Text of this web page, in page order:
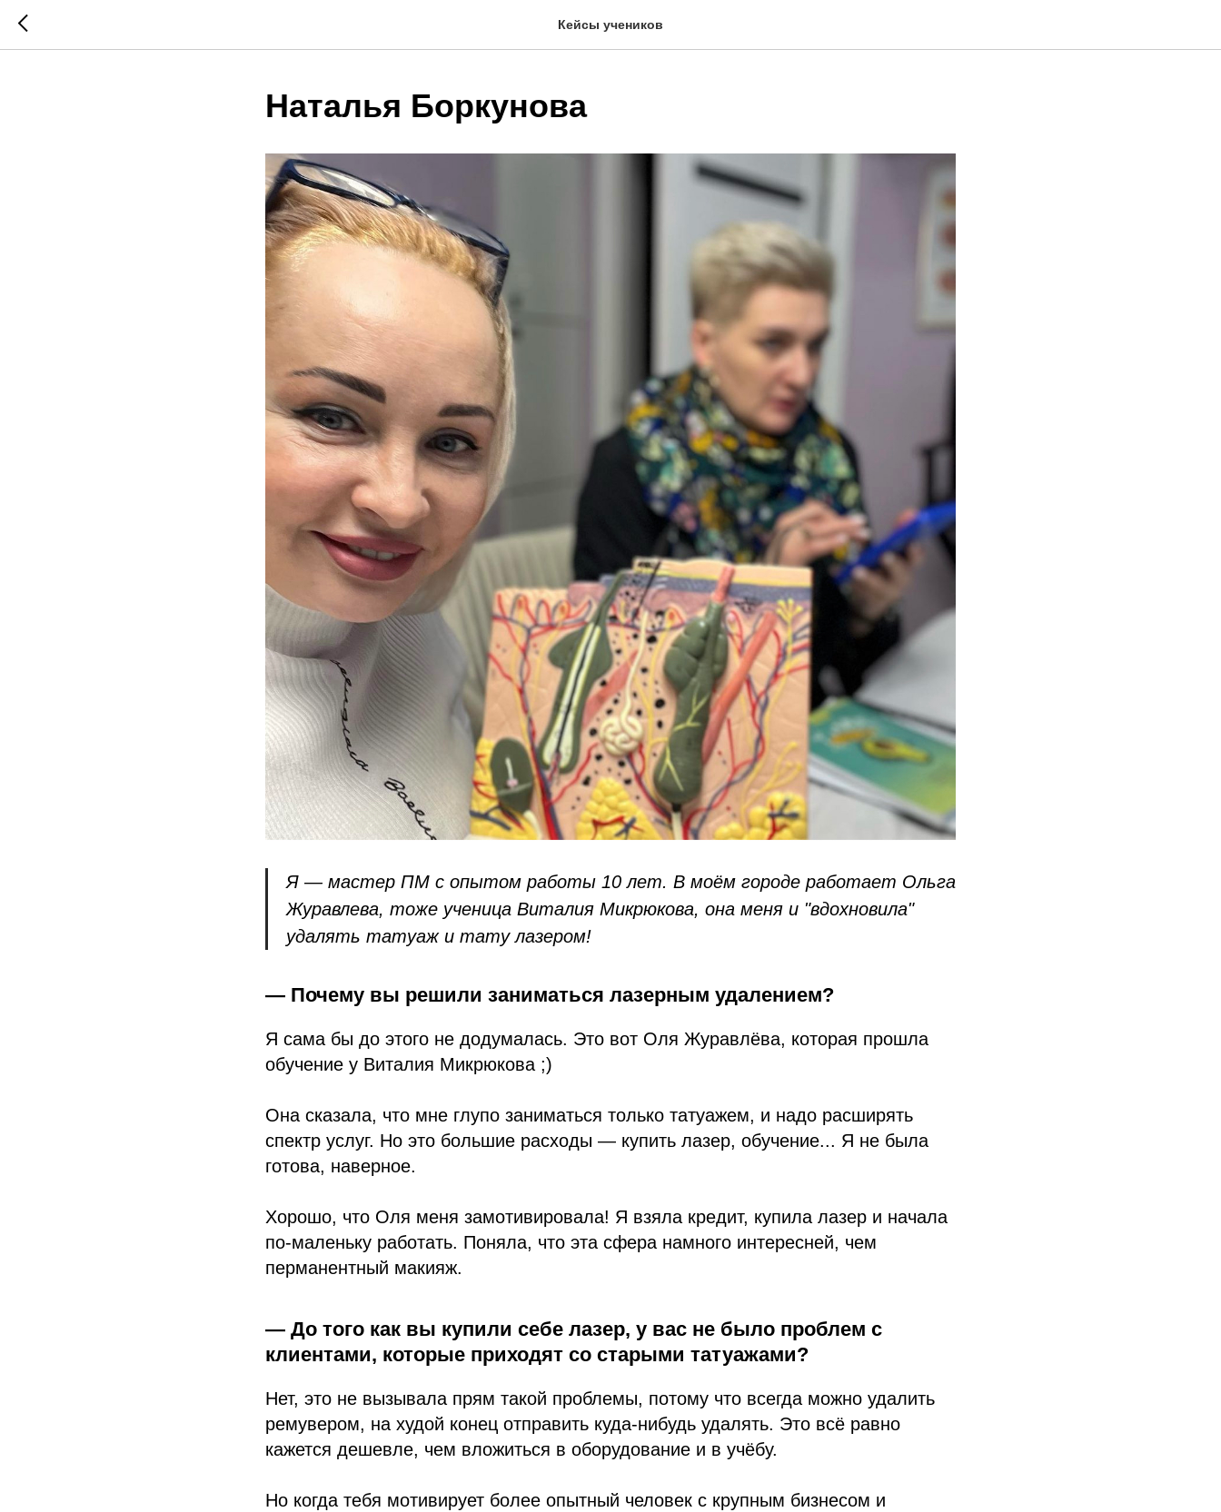
Кейсы учеников
Наталья Боркунова
Я — мастер ПМ с опытом работы 10 лет. В моём городе работает Ольга
Журавлева, тоже ученица Виталия Микрюкова, она меня и "вдохновила"
удалять татуаж и тату лазером!
— Почему вы решили заниматься лазерным удалением?
Я сама бы до этого не додумалась. Это вот Оля Журавлёва, которая прошла
обучение у Виталия Микрюкова ;)
Она сказала, что мне глупо заниматься только татуажем, и надо расширять
спектр услуг. Но это большие расходы — купить лазер, обучение... Я не была
готова, наверное.
Хорошо, что Оля меня замотивировала! Я взяла кредит, купила лазер и начала
по-маленьку работать. Поняла, что эта сфера намного интересней, чем
перманентный макияж.
— До того как вы купили себе лазер, у вас не было проблем с
клиентами, которые приходят со старыми татуажами?
Нет, это не вызывала прям такой проблемы, потому что всегда можно удалить
ремувером, на худой конец отправить куда-нибудь удалять. Это всё равно
кажется дешевле, чем вложиться в оборудование и в учёбу.
Но когда тебя мотивирует более опытный человек с крупным бизнесом и